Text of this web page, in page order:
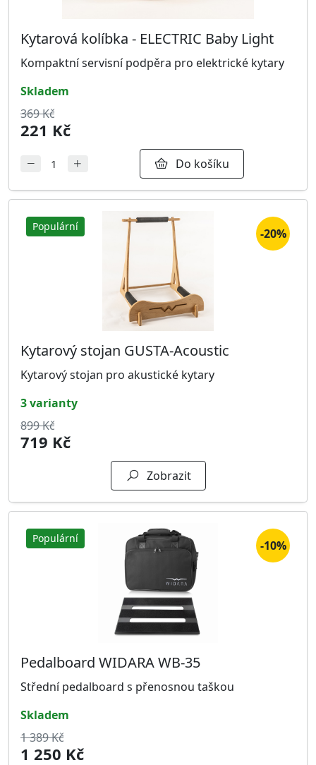
Kytarová kolíbka - ELECTRIC Baby Light
Kompaktní servisní podpěra pro elektrické kytary
skladem
369 Kč
221 Kč
Do košíku
Populární -20%
Kytarový stojan GUSTA-Acoustic
Kytarový stojan pro akustické kytary
3 varianty
899 Kč
719 Kč
Zobrazit
Populární -10%
Pedalboard WIDARA WB-35
Střední pedalboard s přenosnou taškou
skladem
1 389 Kč
1 250 Kč